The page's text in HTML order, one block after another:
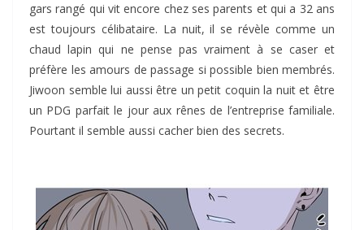
gars rangé qui vit encore chez ses parents et qui a 32 ans
est toujours célibataire. La nuit, il se révèle comme un
chaud lapin qui ne pense pas vraiment à se caser et
préfère les amours de passage si possible bien membrés.
Jiwoon semble lui aussi être un petit coquin la nuit et être
un PDG parfait le jour aux rênes de l’entreprise familiale.
Pourtant il semble aussi cacher bien des secrets.